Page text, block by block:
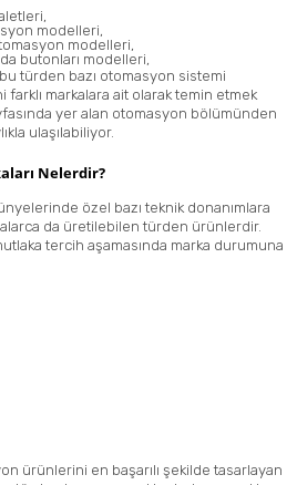
modelleri,
modelleri,
butonları modelleri,
türden bazı otomasyon sistemi
farklı markalara ait olarak temin etmek
yer alan otomasyon bölümünden
ulaşılabiliyor.
Nelerdir?
özel bazı teknik donanımlara
da üretilebilen türden ürünlerdir.
tercih aşamasında marka durumuna
ürünlerini en başarılı şekilde tasarlayan